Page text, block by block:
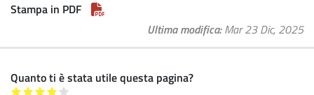
Stampa in PDF
Ultima modifica Mar 23 Dic, 2025
Quanto ti è stata utile questa pagina?